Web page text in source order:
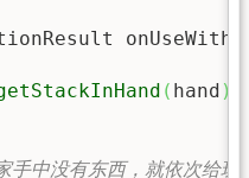
( hand )
中没有东西，就依次给玩